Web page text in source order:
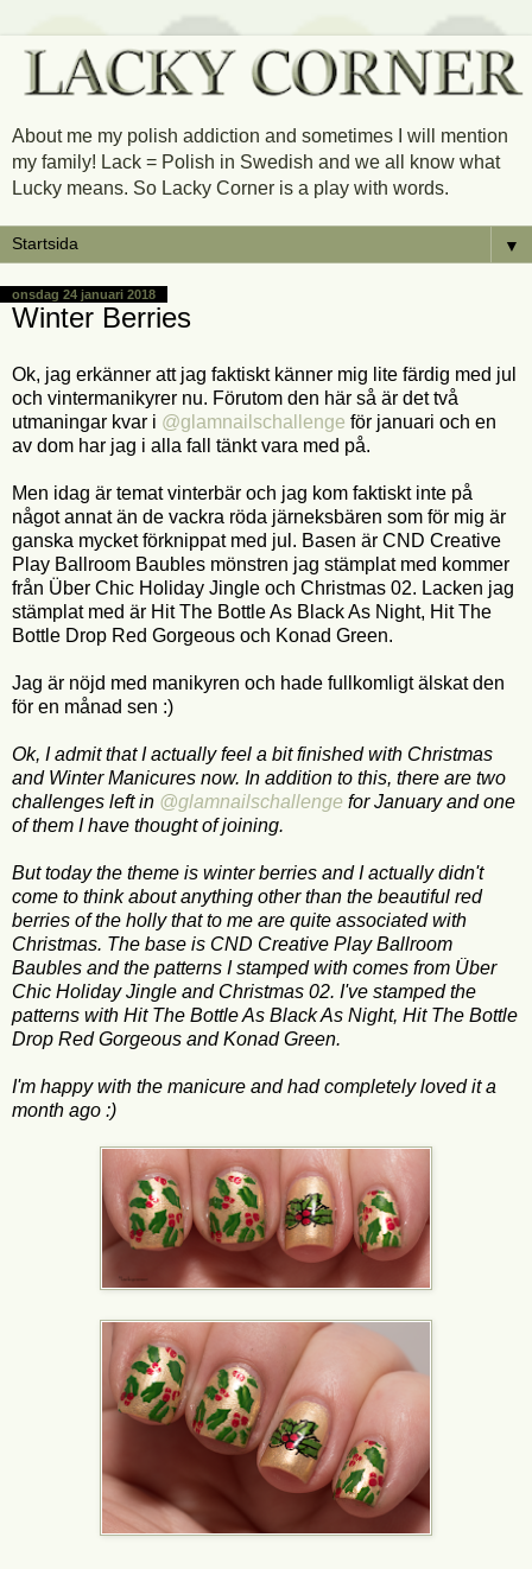
About me my polish addiction and sometimes I will mention
my family! Lack = Polish in Swedish and we all know what
Lucky means. So Lacky Corner is a play with words.
▼
onsdag 24 januari 2018
Winter Berries
Ok, jag erkänner att jag faktiskt känner mig lite färdig med jul
och vintermanikyrer nu. Förutom den här så är det två
utmaningar kvar i @glamnailschallenge för januari och en
av dom har jag i alla fall tänkt vara med på.
Men idag är temat vinterbär och jag kom faktiskt inte på
något annat än de vackra röda järneksbären som för mig är
ganska mycket förknippat med jul. Basen är CND Creative
Play Ballroom Baubles mönstren jag stämplat med kommer
från Über Chic Holiday Jingle och Christmas 02. Lacken jag
stämplat med är Hit The Bottle As Black As Night, Hit The
Bottle Drop Red Gorgeous och Konad Green.
Jag är nöjd med manikyren och hade fullkomligt älskat den
för en månad sen :)
Ok, I admit that I actually feel a bit finished with Christmas
and Winter Manicures now. In addition to this, there are two
challenges left in @glamnailschallenge for January and one
of them I have thought of joining.
But today the theme is winter berries and I actually didn't
come to think about anything other than the beautiful red
berries of the holly that to me are quite associated with
Christmas. The base is CND Creative Play Ballroom
Baubles and the patterns I stamped with comes from Über
Chic Holiday Jingle and Christmas 02. I've stamped the
patterns with Hit The Bottle As Black As Night, Hit The Bottle
Drop Red Gorgeous and Konad Green.
I'm happy with the manicure and had completely loved it a
month ago :)